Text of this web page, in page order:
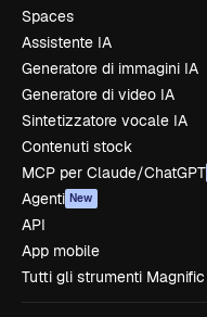
Spaces
Assistente IA
Generatore di immagini IA
Generatore di video IA
Sintetizzatore vocale IA
Contenuti stock
MCP per Claude/ChatGPT
Agenti New
API
App mobile
Tutti gli strumenti Magnific